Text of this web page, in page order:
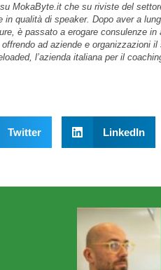
MokaByte.it che su riviste del
in qualità di speaker. Dopo aver a
è passato a erogare consulenze
ad aziende e organizzazioni
l’azienda italiana per il
Twitter LinkedIn